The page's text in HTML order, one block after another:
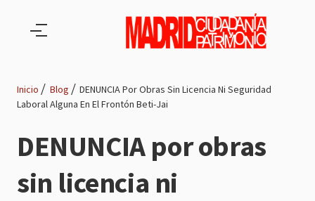
de
navegación
Inicio Blog
DENUNCIA Por Obras Sin Licencia Ni Seguridad
Laboral Alguna En El Frontón Beti-Jai
DENUNCIA por obras
sin licencia ni